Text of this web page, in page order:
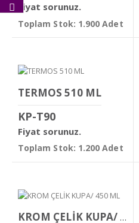
Fiyat sorunuz.
Toplam Stok: 1.900 Adet
TERMOS 510 ML
KP-T90
Fiyat sorunuz.
Toplam Stok: 1.200 Adet
KROM ÇELİK KUPA/ 450 ML